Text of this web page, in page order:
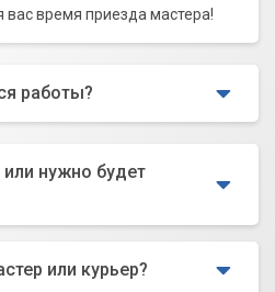
вас время приезда мастера!
работы?
или нужно будет
или курьер?